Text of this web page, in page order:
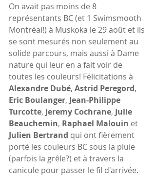
On avait pas moins de 8
représentants BC (et 1 Swimsmooth
Montréal!) à Muskoka le 29 août et ils
se sont mesurés non seulement au
solide parcours, mais aussi à Dame
nature qui leur en a fait voir de
toutes les couleurs! Félicitations à
Alexandre Dubé, Astrid Peregord,
Eric Boulanger, Jean-Philippe
Turcotte, Jeremy Cochrane, Julie
Beauchemin, Raphael Malouin et
Julien Bertrand qui ont fièrement
porté les couleurs BC sous la pluie
(parfois la grêle?) et à travers la
canicule pour passer le fil d'arrivée.